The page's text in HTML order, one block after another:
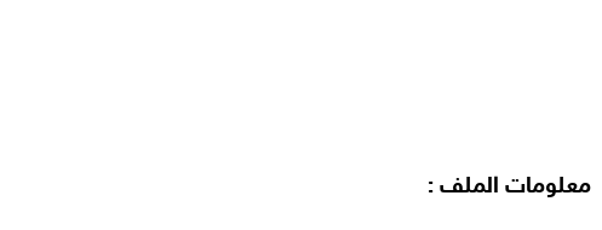
معلومات الملف :